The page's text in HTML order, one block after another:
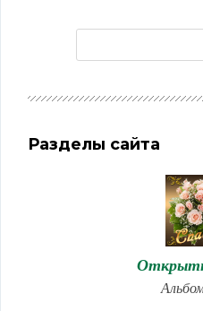
Разделы сайта